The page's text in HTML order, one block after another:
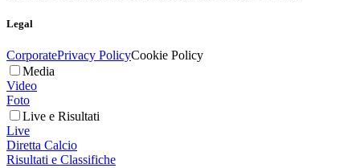
Legal
CorporatePrivacy PolicyCookie Policy
Media
Video
Foto
Live e Risultati
Live
Diretta Calcio
Risultati e Classifiche